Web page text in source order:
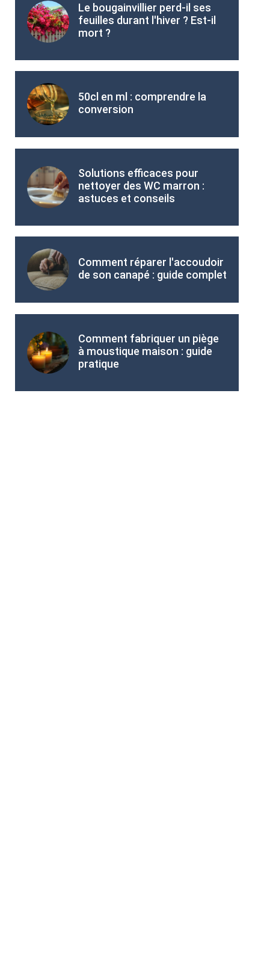
Le bougainvillier perd-il ses
feuilles durant l'hiver ? Est-il
mort ?
50cl en ml : comprendre la
conversion
Solutions efficaces pour
nettoyer des WC marron :
astuces et conseils
Comment réparer l'accoudoir
de son canapé : guide complet
Comment fabriquer un piège
à moustique maison : guide
pratique